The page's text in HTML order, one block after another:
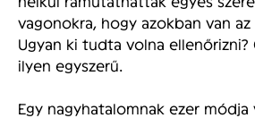
vagonokra, hogy azokban van az
Ugyan ki tudta volna ellenőrizni?
ilyen egyszerű.
Egy nagyhatalomnak ezer módja